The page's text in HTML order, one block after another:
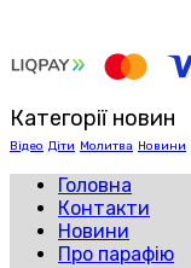
Категорії новин
Відео Діти Молитва Новини
Головна
Контакти
Новини
Про парафію